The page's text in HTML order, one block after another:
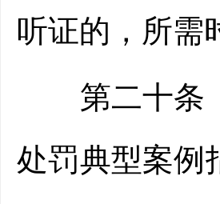
听证的，所需
第二十条
处罚典型案例